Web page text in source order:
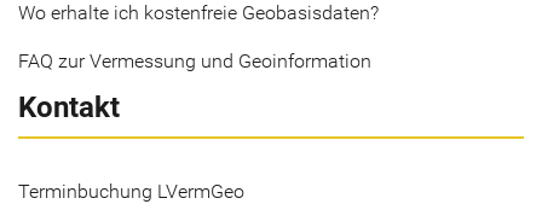
Wo erhalte ich kostenfreie Geobasisdaten?
FAQ zur Vermessung und Geoinformation
Kontakt
Terminbuchung LVermGeo